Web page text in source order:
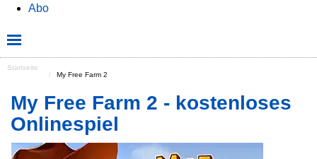
Abo
Startseite
My Free Farm 2
My Free Farm 2 - kostenloses
Onlinespiel